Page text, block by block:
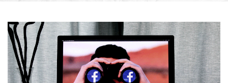
職場商業經濟
影片專區